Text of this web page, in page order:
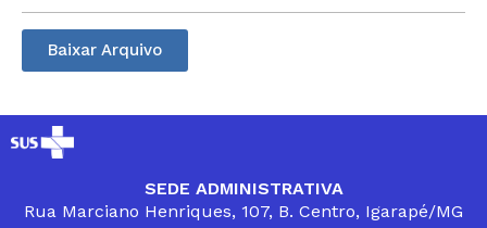
Baixar Arquivo
SEDE ADMINISTRATIVA
Rua Marciano Henriques, 107, B. Centro, Igarapé/MG